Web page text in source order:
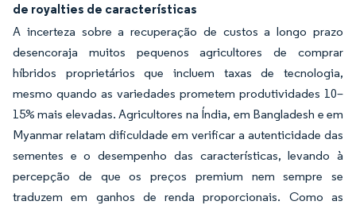
de royalties de características
A incerteza sobre a recuperação de custos a longo prazo
desencoraja muitos pequenos agricultores de comprar
híbridos proprietários que incluem taxas de tecnologia,
mesmo quando as variedades prometem produtividades 10–
15% mais elevadas. Agricultores na Índia, em Bangladesh e em
Myanmar relatam dificuldade em verificar a autenticidade das
sementes e o desempenho das características, levando à
percepção de que os preços premium nem sempre se
traduzem em ganhos de renda proporcionais. Como as